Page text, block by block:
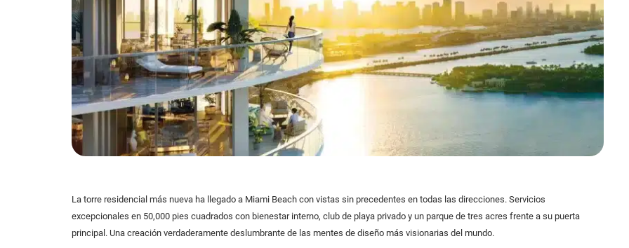
La torre residencial más nueva ha llegado a Miami Beach con vistas sin precedentes en todas las direcciones. Servicios
excepcionales en 50,000 pies cuadrados con bienestar interno, club de playa privado y un parque de tres acres frente a su puerta
principal. Una creación verdaderamente deslumbrante de las mentes de diseño más visionarias del mundo.